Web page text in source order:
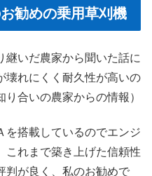
勧めの乗用草刈機
継いだ農家から聞いた話に
壊れにくく耐久性が高いの
り合いの農家からの情報）
を搭載しているのでエンジ
これまで築き上げた信頼性
判が良く、私のお勧めで